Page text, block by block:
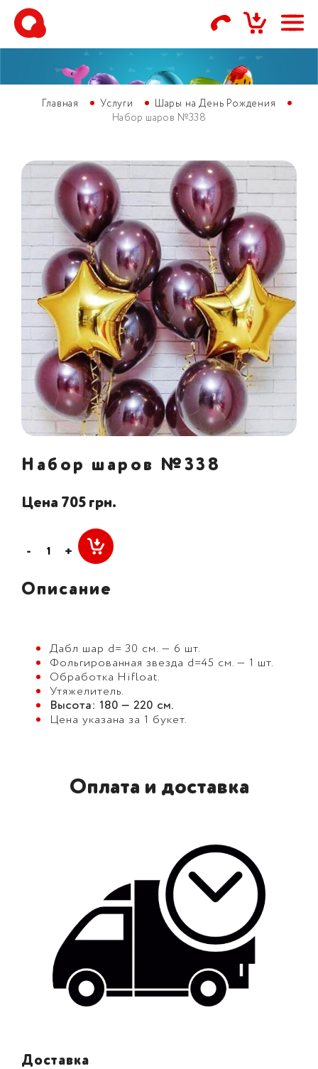
Главная Услуги
Шары на День Рождения
Набор шаров №338
Набор шаров №338
Цена 705 грн.
- +
Описание
Дабл шар d= 30 см. — 6 шт.
Фольгированная звезда d=45 см. — 1 шт.
Обработка Hifloat.
Утяжелитель.
Высота: 180 — 220 см.
Цена указана за 1 букет.
Оплата и доставка
Доставка